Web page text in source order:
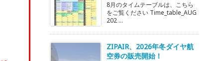
8月のタイムテーブルは、こちら
をご覧ください Time_table_AUG
202 ...
ZIPAIR、2026年冬ダイヤ航
空券の販売開始！